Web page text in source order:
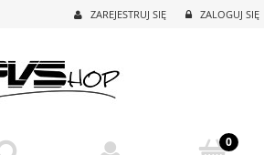
ZAREJESTRUJ SIĘ ZALOGUJ SIĘ